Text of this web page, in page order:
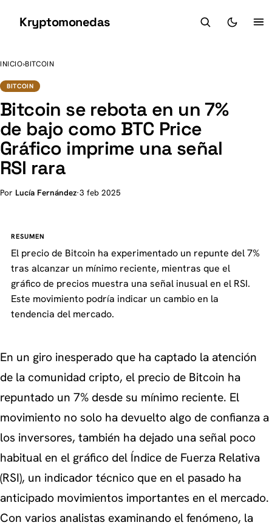
Kryptomonedas
INICIO›BITCOIN
BITCOIN
Bitcoin se rebota en un 7%
de bajo como BTC Price
Gráfico imprime una señal
RSI rara
Por Lucía Fernández·3 feb 2025
RESUMEN
El precio de Bitcoin ha experimentado un repunte del 7%
tras alcanzar un mínimo reciente, mientras que el
gráfico de precios muestra una señal inusual en el RSI.
Este movimiento podría indicar un cambio en la
tendencia del mercado.
En un giro inesperado que ha captado la atención
de la comunidad cripto, el precio de Bitcoin ha
repuntado un 7% desde su mínimo reciente. El
movimiento no solo ha devuelto algo de confianza a
los inversores, también ha dejado una señal poco
habitual en el gráfico del Índice de Fuerza Relativa
(RSI), un indicador técnico que en el pasado ha
anticipado movimientos importantes en el mercado.
Con varios analistas examinando el fenómeno, la